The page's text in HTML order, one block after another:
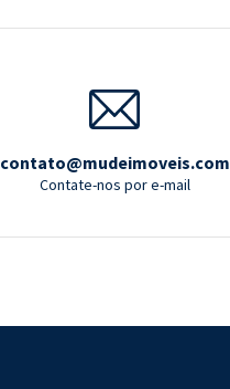
contato@mudeimoveis.com
Contate-nos por e-mail